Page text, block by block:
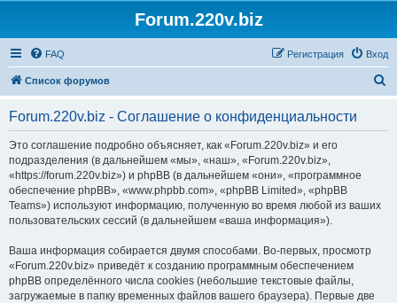
Forum.220v.biz
FAQ Вход
Регистрация
Список форумов
Forum.220v.biz - Соглашение о конфиденциальности
Это соглашение подробно объясняет, как «Forum.220v.biz» и его
подразделения (в дальнейшем «мы», «наш», «Forum.220v.biz»,
«https://forum.220v.biz») и phpBB (в дальнейшем «они», «программное
обеспечение phpBB», «www.phpbb.com», «phpBB Limited», «phpBB
Teams») используют информацию, полученную во время любой из ваших
пользовательских сессий (в дальнейшем «ваша информация»).
Ваша информация собирается двумя способами. Во-первых, просмотр
«Forum.220v.biz» приведёт к созданию программным обеспечением
phpBB определённого числа cookies (небольшие текстовые файлы,
загружаемые в папку временных файлов вашего браузера). Первые две